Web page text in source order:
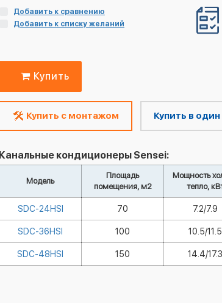
Добавить к сравнению
Добавить к списку желаний
Купить
Купить с монтажом Купить в
Канальные кондиционеры Sensei:
Модель
Площадь
помещения, м2
Мощность
тепло,
SDC-24HSI 70 7.2/7.9
SDC-36HSI 100 10.5/11.5
SDC-48HSI 150 14.4/17.3